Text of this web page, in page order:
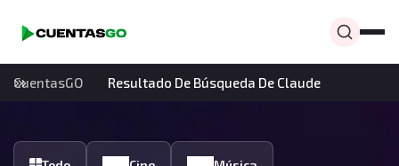
CuentasGO Resultado De Búsqueda De Claude